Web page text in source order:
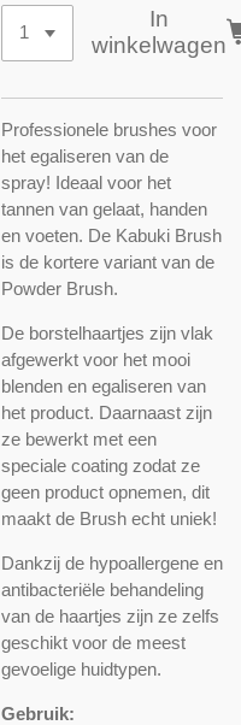
In
winkelwagen
Professionele brushes voor
het egaliseren van de
spray! Ideaal voor het
tannen van gelaat, handen
en voeten. De Kabuki Brush
is de kortere variant van de
Powder Brush.
De borstelhaartjes zijn vlak
afgewerkt voor het mooi
blenden en egaliseren van
het product. Daarnaast zijn
ze bewerkt met een
speciale coating zodat ze
geen product opnemen, dit
maakt de Brush echt uniek!
Dankzij de hypoallergene en
antibacteriële behandeling
van de haartjes zijn ze zelfs
geschikt voor de meest
gevoelige huidtypen.
Gebruik: